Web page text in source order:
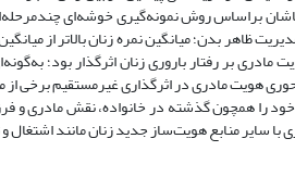
شهری شهرستان کاشان براساس روش نمونه‌گیری
ظاهر بدن؛ میانگین نمره زنان بالاتر از
بر رفتار باروری زنان اثرگذار بود؛
هویت مادری در اثرگذاری غیرمستقیم برخی
خود را همچون گذشته در خانواده، نقش مادری
با سایر منابع هویت‌ساز جدید زنان مانند